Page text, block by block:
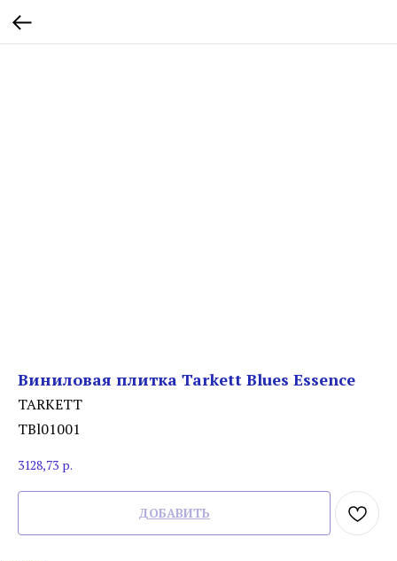
Виниловая плитка Tarkett Blues Essence
TARKETT
TBl01001
3128,73 р.
ДОБАВИТЬ